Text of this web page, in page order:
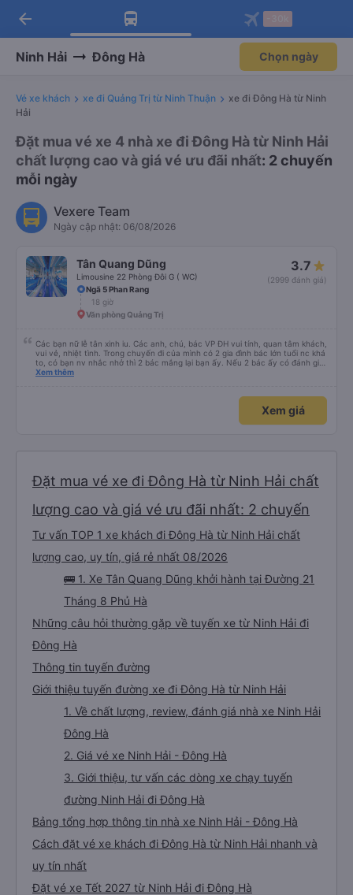
Tải app Vexere ngay!
Nhận ưu đãi thành viên độc
Mở app
Tải app Vexere
-30k/ghế khi đặt vé máy bay qua
Mở app
arrow_back
Ninh Hải Đông Hà Chọn ngày
Vé xe khách xe đi Quảng Trị từ Ninh Thuận
xe đi Đông Hà từ Ninh
Hải
Đặt mua vé xe 4 nhà xe đi Đông Hà từ Ninh Hải
chất lượng cao và giá vé ưu đãi nhất: 2 chuyến
mỗi ngày
Vexere Team
Ngày cập nhật: 06/08/2026
Tân Quang Dũng
Limousine 22 Phòng Đôi G ( WC)
3.7
(2999 đánh giá)
Ngã 5 Phan Rang
18 giờ
Văn phòng Quảng Trị
Các bạn nữ lễ tân xinh iu. Các anh, chú, bác VP ĐH vui tính, quan tâm khách,
vui vẻ, nhiệt tình. Trong chuyến đi của mình có 2 gia đình bác lớn tuổi nc khá
to, có bạn nv nhắc nhở thì 2 bác mắng lại bạn ấy. Nếu 2 bác ấy có đánh giá
xấu thì mình ngược lại nha. Bạn ấy nhắc nhở rất đúng. 2 bác nói rất to. To
bạn ấy nha. Nếu bạn ấy bị trừ thì bảo bạn ấy liên hệ sđt của mình, mình hỗ
trợ ạ. Số mình đuôi 666, chuyến ĐH-NT ngày 16/1. À các bạn nữ lễ tân xinh
iu còn đổi cho mình phòng đơn sang đôi xong còn note là (một mình) yêu
Xem thêm
Xem giá
Đặt mua vé xe đi Đông Hà từ Ninh Hải chất
lượng cao và giá vé ưu đãi nhất: 2 chuyến
Tư vấn TOP 1 xe khách đi Đông Hà từ Ninh Hải chất
lượng cao, uy tín, giá rẻ nhất 08/2026
🚌 1. Xe Tân Quang Dũng khởi hành tại Đường 21
Tháng 8 Phủ Hà
Những câu hỏi thường gặp về tuyến xe từ Ninh Hải đi
Đông Hà
Thông tin tuyến đường
Giới thiệu tuyến đường xe đi Đông Hà từ Ninh Hải
1. Về chất lượng, review, đánh giá nhà xe Ninh Hải
Đông Hà
2. Giá vé xe Ninh Hải - Đông Hà
3. Giới thiệu, tư vấn các dòng xe chạy tuyến
đường Ninh Hải đi Đông Hà
Bảng tổng hợp thông tin nhà xe Ninh Hải - Đông Hà
Cách đặt vé xe khách đi Đông Hà từ Ninh Hải nhanh và
uy tín nhất
Đặt vé xe Tết 2027 từ Ninh Hải đi Đông Hà